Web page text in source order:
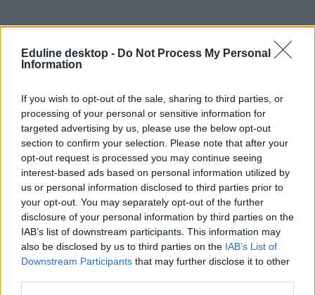
Eduline desktop - Do Not Process My Personal
Information
If you wish to opt-out of the sale, sharing to third parties, or
processing of your personal or sensitive information for
targeted advertising by us, please use the below opt-out
section to confirm your selection. Please note that after your
opt-out request is processed you may continue seeing
interest-based ads based on personal information utilized by
us or personal information disclosed to third parties prior to
your opt-out. You may separately opt-out of the further
disclosure of your personal information by third parties on the
IAB’s list of downstream participants. This information may
also be disclosed by us to third parties on the IAB’s List of
Downstream Participants that may further disclose it to other